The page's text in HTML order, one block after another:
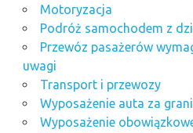
Motoryzacja
Podróż samochodem z
Przewóz pasażerów
uwagi
Transport i przewozy
Wyposażenie auta za
Wyposażenie